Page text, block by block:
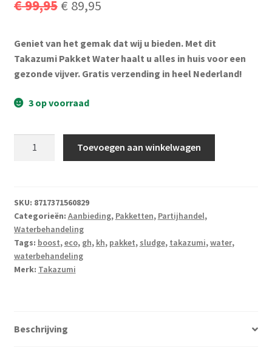
Vijverdecoratie en tuindecoratie
Vijveronderhoud
Tuinonderhoud
Voor vissen
Overige
Buxus
Kerst
Over ons
€99,95 Oorspronkelijke
was:
€ 99,95.
€ 89,95Huidige
is:
€ 89,95.
Geniet van het gemak dat wij u bieden. Met dit
Takazumi Pakket Water haalt u alles in huis voor een
gezonde vijver. Gratis verzending in heel Nederland!
3 op voorraad
Toevoegen aan winkelwagen
SKU: 8717371560829
Categorieën: Aanbieding, Pakketten, Partijhandel,
Waterbehandeling
Tags: boost,eco, gh, kh, pakket, sludge, takazumi,water,
waterbehandeling
Merk: Takazumi
Beschrijving